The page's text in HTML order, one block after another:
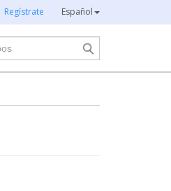
Regístrate Español